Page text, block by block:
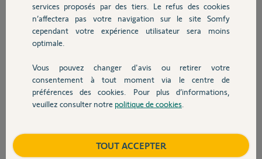
Autres produits
Devis avec un pro
Contact
défaillance de mon boitier électronique ?
Merci bien sincèrement pour votre aide,
Roxane
il y a environ 2 ans
Participer au fil de discussion
services proposés par des tiers. Le refus des cookies
n’affectera pas votre navigation sur le site Somfy
cependant votre expérience utilisateur sera moins
optimale.
Vous pouvez changer d'avis ou retirer votre
consentement à tout moment via le centre de
préférences des cookies. Pour plus d’informations,
veuillez consulter notre politique de cookies
TOUT ACCEPTER